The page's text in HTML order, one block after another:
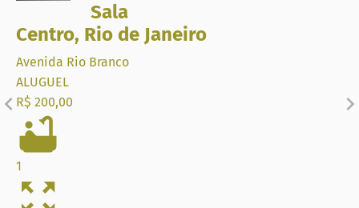
Sala
Centro, Rio de Janeiro
Avenida Rio Branco
ALUGUEL
R$ 200,00
1